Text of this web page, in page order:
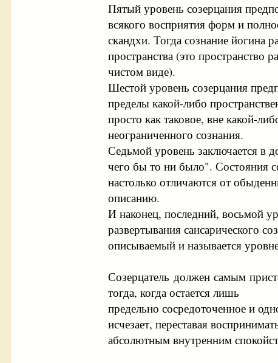
Пятый уровень созерцания
всякого восприятия форм и
скандхи. Тогда сознание йогина
пространства (это пространство
чистом виде).
Шестой уровень созерцания
пределы какой-либо
просто как таковое, вне какой-
неограниченного сознания.
Седьмой уровень заключается в
чего бы то ни было". Состояния
настолько отличаются от
описанию.
И наконец, последний, восьмой
развертывания сансарического
описываемый и называется
Созерцатель должен самым
тогда, когда остается лишь
предельно сосредоточенное и
исчезает, переставая
абсолютным внутренним